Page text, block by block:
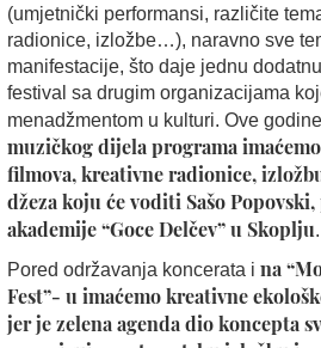
(umjetnički performansi, različite
radionice, izložbe…), naravno sve
manifestacije, što daje jednu
festival sa drugim organizacijama
menadžmentom u kulturi. Ove godine
muzičkog dijela programa
filmova, kreativne radionice,
džeza koju će voditi Sašo
akademije “Goce Delčev” u Skoplju.
Pored održavanja koncerata i na
Fest”- u imaćemo kreativne
jer je zelena agenda dio koncepta